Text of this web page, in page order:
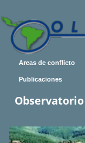
Areas de conflicto
Publicaciones